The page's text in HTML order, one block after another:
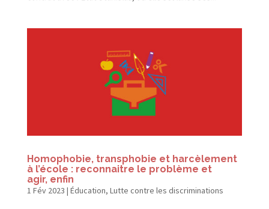
Homophobie, transphobie et harcèlement
à l’école : reconnaitre le problème et
agir, enfin
1 Fév 2023 | Éducation, Lutte contre les discriminations